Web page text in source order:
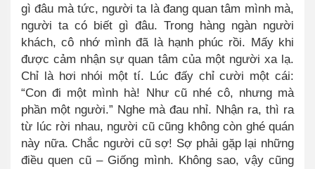
gì đâu mà tức, người ta là đang quan tâm mình mà,
người ta có biết gì đâu. Trong hàng ngàn người
khách, cô nhớ mình đã là hạnh phúc rồi. Mấy khi
được cảm nhận sự quan tâm của một người xa lạ.
Chỉ là hơi nhói một tí. Lúc đấy chỉ cười một cái:
“Con đi một mình hà! Như cũ nhé cô, nhưng mà
phần một người.” Nghe mà đau nhỉ. Nhận ra, thì ra
từ lúc rời nhau, người cũ cũng không còn ghé quán
này nữa. Chắc người cũ sợ! Sợ phải gặp lại những
điều quen cũ – Giống mình. Không sao, vậy cũng